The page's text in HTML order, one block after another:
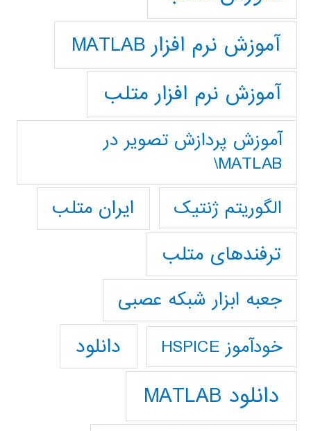
آموزش نرم افزار MATLAB
آموزش نرم افزار متلب
آموزش پردازش تصوير در
MATLAB\
الگوریتم ژنتیک
ایران متلب
ترفندهای متلب
جعبه ابزار شبکه عصبی
خودآموز HSPICE دانلود
دانلود MATLAB